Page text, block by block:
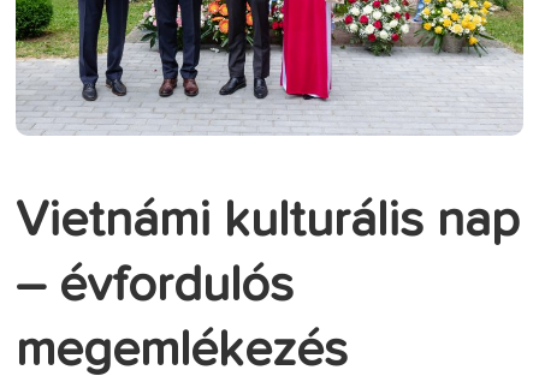
Vietnámi kulturális nap
– évfordulós
megemlékezés